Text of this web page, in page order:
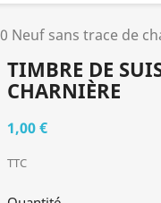
Neuf sans trace de
TIMBRE DE
CHARNIÈRE
1,00 €
TTC